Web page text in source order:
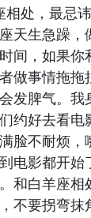
，最忌讳
天生急躁，
间，如果你
做事情拖拖
发脾气。我
约好去看电
脸不耐烦，
电影都开始
和白羊座相
不要拐弯抹